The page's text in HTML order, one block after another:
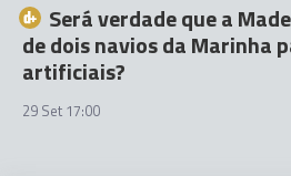
Será verdade que a
de dois navios da Marinha
artificiais?
29 Set 17:00